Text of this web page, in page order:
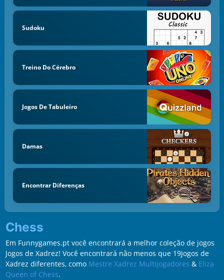
Sudoku
Treino Do Cérebro
Jogos De Tabuleiro
Damas
Encontrar Diferenças
Chess
Em Funnygames.pt você encontrará a melhor coleção de jogos
Jogos de Xadrez! Você encontrará não menos que 19Jogos de
Xadrez diferentes, como Mestre Xadrez Multijogadores & Eliza
Queen of Chess.